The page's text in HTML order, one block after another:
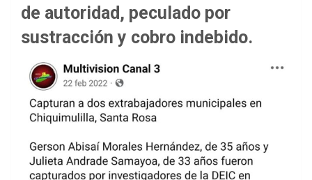
de autoridad, peculado por
sustracción y cobro indebido.